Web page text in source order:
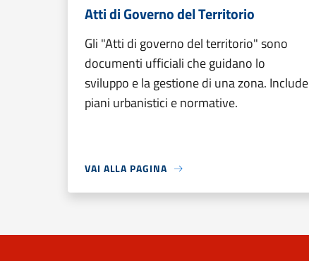
Atti di Governo del Territorio
Gli "Atti di governo del territorio" sono
documenti ufficiali che guidano lo
sviluppo e la gestione di una zona. Include
piani urbanistici e normative.
VAI ALLA PAGINA